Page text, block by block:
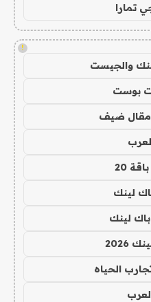
تمارا
!
والجيست
بوست
20
لينك
لينك
2026
الحياه